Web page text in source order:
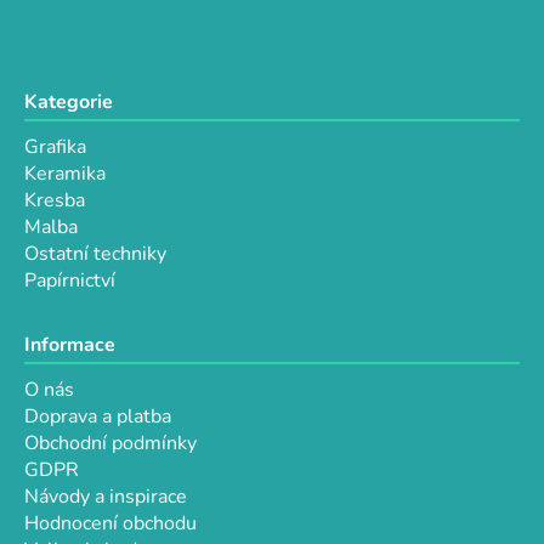
Kategorie
Grafika
Keramika
Kresba
Malba
Ostatní techniky
Papírnictví
Informace
O nás
Doprava a platba
Obchodní podmínky
GDPR
Návody a inspirace
Hodnocení obchodu